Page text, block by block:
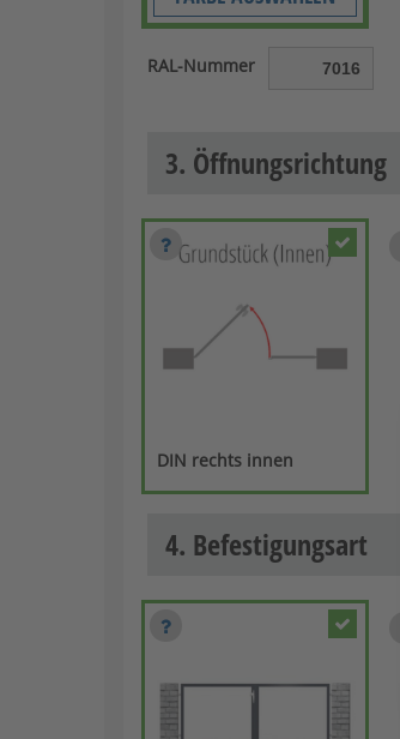
RAL-Nummer
3. Öffnungsrichtung
DIN rechts innen
4. Befestigungsart